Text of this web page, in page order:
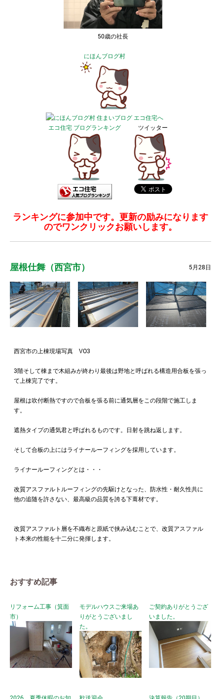
50歳の社長
にほんブログ村
エコ住宅 ブログランキング ツイッター
ランキングに参加中です。更新の励みになります
のでワンクリックお願いします。
屋根仕舞（西宮市） 5月28日
西宮市の上棟現場写真 VO3
3階そして棟まで木組みが終わり最後は野地と呼ばれる構造用合板を張っ
て上棟完了です。
屋根は吹付断熱ですので合板を張る前に通気層をこの段階で施工しま
す。
遮熱タイプの通気君と呼ばれるものです。日射を跳ね返します。
そして合板の上にはライナールーフィングを採用しています。
ライナールーフィングとは・・・
改質アスファルトルーフィングの先駆けとなった、防水性・耐久性共に
他の追随を許さない、最高級の品質を誇る下葺材です。
改質アスファルト層を不織布と原紙で挟み込むことで、改質アスファル
ト本来の性能を十二分に発揮します。
おすすめ記事
リフォーム工事（箕面
市）
モデルハウスご来場あ
りがとうございまし
た。
ご契約ありがとうござ
いました。